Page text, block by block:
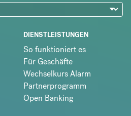
DIENSTLEISTUNGEN
So funktioniert es
Für Geschäfte
Wechselkurs Alarm
Partnerprogramm
Open Banking